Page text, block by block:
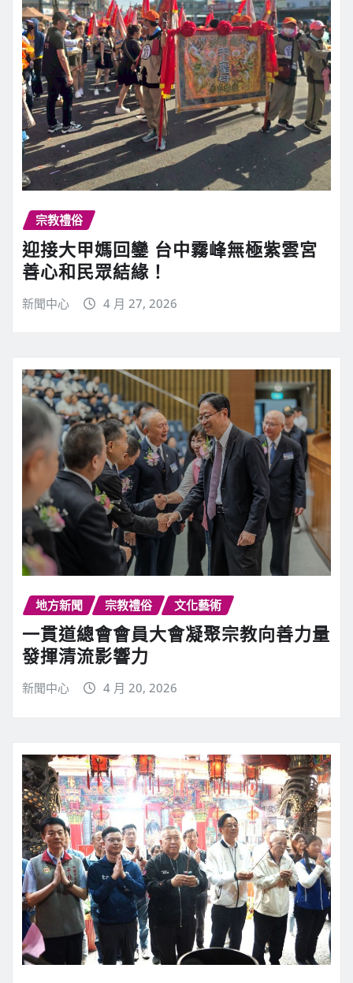
宗教禮俗
迎接大甲媽回鑾 台中霧峰無極紫雲宮
善心和民眾結緣！
新聞中心 4 月 27, 2026
地方新聞 宗教禮俗 文化藝術
一貫道總會會員大會凝聚宗教向善力量
發揮清流影響力
新聞中心 4 月 20, 2026